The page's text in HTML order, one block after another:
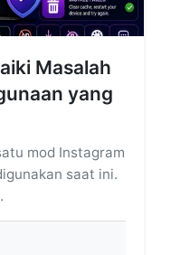
Masalah
yang
mod Instagram
saat ini.